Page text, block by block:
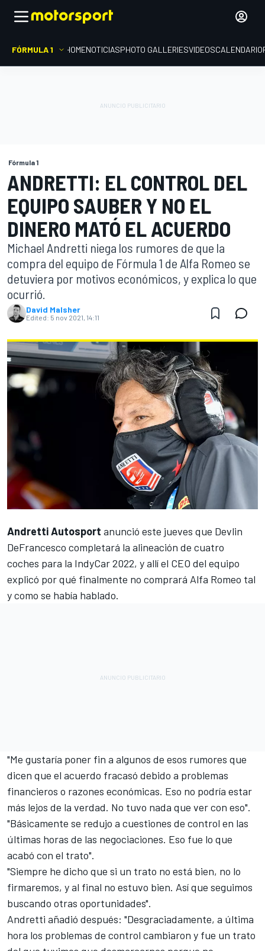
FÓRMULA 1 HOMENOTICIASPHOTO GALLERIESVIDEOSCALENDARIO
Fórmula 1
ANDRETTI: EL CONTROL DEL
EQUIPO SAUBER Y NO EL
DINERO MATÓ EL ACUERDO
Michael Andretti niega los rumores de que la
compra del equipo de Fórmula 1 de Alfa Romeo se
detuviera por motivos económicos, y explica lo que
ocurrió.
David Malsher
Edited: 5 nov 2021, 14:11
Andretti Autosport anunció este jueves que Devlin
DeFrancesco completará la alineación de cuatro
coches para la IndyCar 2022, y allí el CEO del equipo
explicó por qué finalmente no comprará Alfa Romeo tal
y como se había hablado.
"Me gustaría poner fin a algunos de esos rumores que
dicen que el acuerdo fracasó debido a problemas
financieros o razones económicas. Eso no podría estar
más lejos de la verdad. No tuvo nada que ver con eso".
"Básicamente se redujo a cuestiones de control en las
últimas horas de las negociaciones. Eso fue lo que
acabó con el trato".
"Siempre he dicho que si un trato no está bien, no lo
firmaremos, y al final no estuvo bien. Así que seguimos
buscando otras oportunidades".
Andretti añadió después: "Desgraciadamente, a última
hora los problemas de control cambiaron y fue un trato